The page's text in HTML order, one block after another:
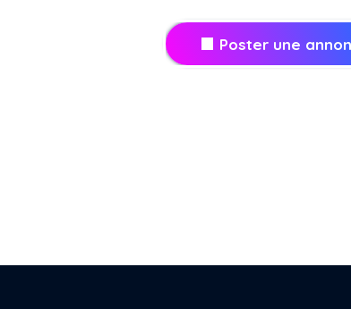
Poster une